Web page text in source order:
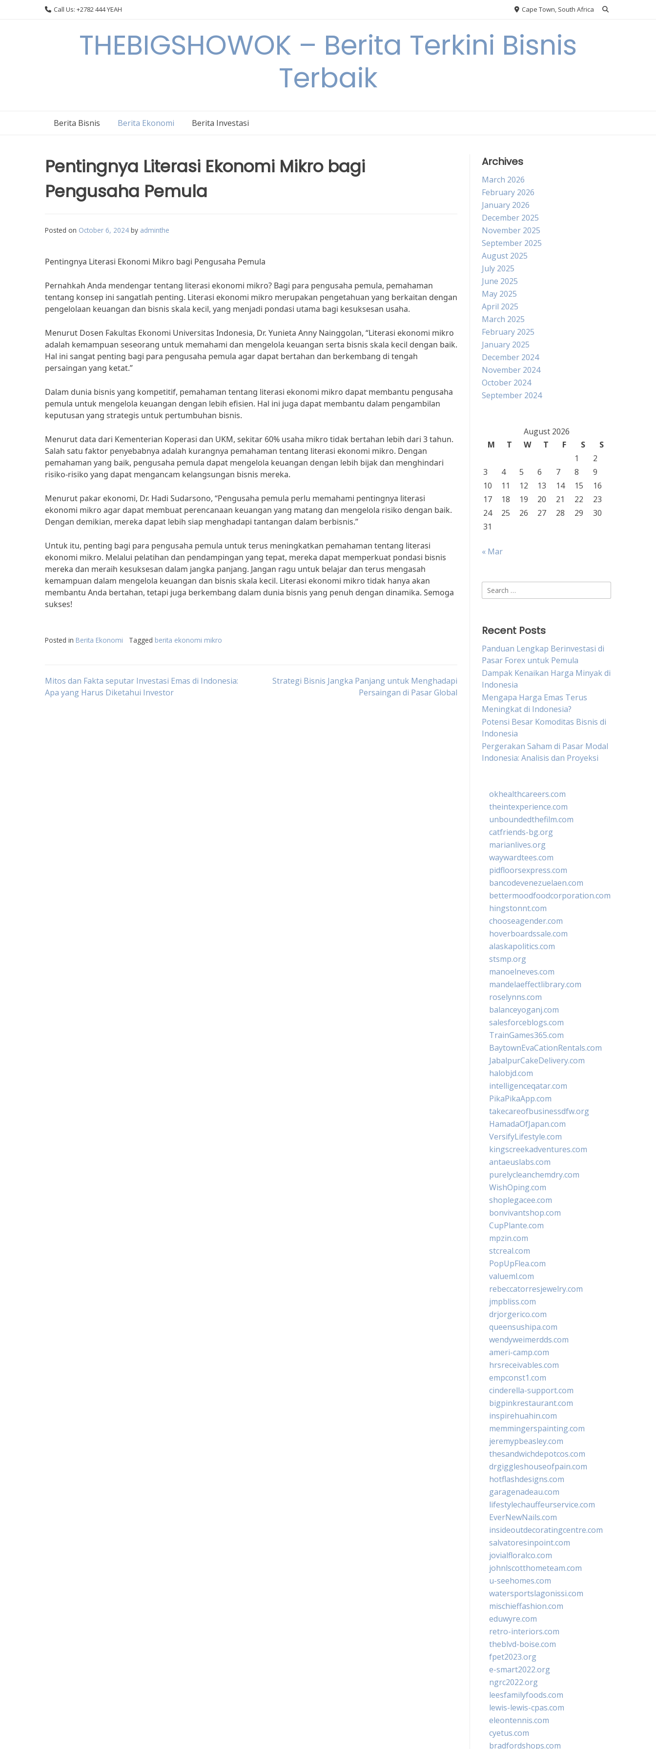
Call Us: +2782 444 YEAH Cape Town, South Africa
THEBIGSHOWOK – Berita Terkini Bisnis
Terbaik
Berita Bisnis Berita Ekonomi Berita Investasi
Pentingnya Literasi Ekonomi Mikro bagi
Pengusaha Pemula
Posted on October 6, 2024 by adminthe
Pentingnya Literasi Ekonomi Mikro bagi Pengusaha Pemula
Pernahkah Anda mendengar tentang literasi ekonomi mikro? Bagi para pengusaha pemula, pemahaman
tentang konsep ini sangatlah penting. Literasi ekonomi mikro merupakan pengetahuan yang berkaitan dengan
pengelolaan keuangan dan bisnis skala kecil, yang menjadi pondasi utama bagi kesuksesan usaha.
Menurut Dosen Fakultas Ekonomi Universitas Indonesia, Dr. Yunieta Anny Nainggolan, “Literasi ekonomi mikro
adalah kemampuan seseorang untuk memahami dan mengelola keuangan serta bisnis skala kecil dengan baik.
Hal ini sangat penting bagi para pengusaha pemula agar dapat bertahan dan berkembang di tengah
persaingan yang ketat.”
Dalam dunia bisnis yang kompetitif, pemahaman tentang literasi ekonomi mikro dapat membantu pengusaha
pemula untuk mengelola keuangan dengan lebih efisien. Hal ini juga dapat membantu dalam pengambilan
keputusan yang strategis untuk pertumbuhan bisnis.
Menurut data dari Kementerian Koperasi dan UKM, sekitar 60% usaha mikro tidak bertahan lebih dari 3 tahun.
Salah satu faktor penyebabnya adalah kurangnya pemahaman tentang literasi ekonomi mikro. Dengan
pemahaman yang baik, pengusaha pemula dapat mengelola keuangan dengan lebih bijak dan menghindari
risiko-risiko yang dapat mengancam kelangsungan bisnis mereka.
Menurut pakar ekonomi, Dr. Hadi Sudarsono, “Pengusaha pemula perlu memahami pentingnya literasi
ekonomi mikro agar dapat membuat perencanaan keuangan yang matang dan mengelola risiko dengan baik.
Dengan demikian, mereka dapat lebih siap menghadapi tantangan dalam berbisnis.”
Untuk itu, penting bagi para pengusaha pemula untuk terus meningkatkan pemahaman tentang literasi
ekonomi mikro. Melalui pelatihan dan pendampingan yang tepat, mereka dapat memperkuat pondasi bisnis
mereka dan meraih kesuksesan dalam jangka panjang. Jangan ragu untuk belajar dan terus mengasah
kemampuan dalam mengelola keuangan dan bisnis skala kecil. Literasi ekonomi mikro tidak hanya akan
membantu Anda bertahan, tetapi juga berkembang dalam dunia bisnis yang penuh dengan dinamika. Semoga
sukses!
Posted in Berita Ekonomi Tagged berita ekonomi mikro
Post
Mitos dan Fakta seputar Investasi Emas di Indonesia:
Apa yang Harus Diketahui Investor
Strategi Bisnis Jangka Panjang untuk Menghadapi
Persaingan di Pasar Global
Archives
March 2026
February 2026
January 2026
December 2025
November 2025
September 2025
August 2025
July 2025
June 2025
May 2025
April 2025
March 2025
February 2025
January 2025
December 2024
November 2024
October 2024
September 2024
August 2026
M
T W T F S
S
1
2
3
4 5 6 7 8
9
10
11 12 13 14 15
16
17
18 19 20 21 22
23
24
25 26 27 28 29
30
31
« Mar
Search
for:
Recent Posts
Panduan Lengkap Berinvestasi di
Pasar Forex untuk Pemula
Dampak Kenaikan Harga Minyak di
Indonesia
Mengapa Harga Emas Terus
Meningkat di Indonesia?
Potensi Besar Komoditas Bisnis di
Indonesia
Pergerakan Saham di Pasar Modal
Indonesia: Analisis dan Proyeksi
okhealthcareers.com
theintexperience.com
unboundedthefilm.com
catfriends-bg.org
marianlives.org
waywardtees.com
pidfloorsexpress.com
bancodevenezuelaen.com
bettermoodfoodcorporation.com
hingstonnt.com
chooseagender.com
hoverboardssale.com
alaskapolitics.com
stsmp.org
manoelneves.com
mandelaeffectlibrary.com
roselynns.com
balanceyoganj.com
salesforceblogs.com
TrainGames365.com
BaytownEvaCationRentals.com
JabalpurCakeDelivery.com
halobjd.com
intelligenceqatar.com
PikaPikaApp.com
takecareofbusinessdfw.org
HamadaOfJapan.com
VersifyLifestyle.com
kingscreekadventures.com
antaeuslabs.com
purelycleanchemdry.com
WishOping.com
shoplegacee.com
bonvivantshop.com
CupPlante.com
mpzin.com
stcreal.com
PopUpFlea.com
valueml.com
rebeccatorresjewelry.com
jmpbliss.com
drjorgerico.com
queensushipa.com
wendyweimerdds.com
ameri-camp.com
hrsreceivables.com
empconst1.com
cinderella-support.com
bigpinkrestaurant.com
inspirehuahin.com
memmingerspainting.com
jeremypbeasley.com
thesandwichdepotcos.com
drgiggleshouseofpain.com
hotflashdesigns.com
garagenadeau.com
lifestylechauffeurservice.com
EverNewNails.com
insideoutdecoratingcentre.com
salvatoresinpoint.com
jovialfloralco.com
johnlscotthometeam.com
u-seehomes.com
watersportslagonissi.com
mischieffashion.com
eduwyre.com
retro-interiors.com
theblvd-boise.com
fpet2023.org
e-smart2022.org
ngrc2022.org
leesfamilyfoods.com
lewis-lewis-cpas.com
eleontennis.com
cyetus.com
bradfordshops.com